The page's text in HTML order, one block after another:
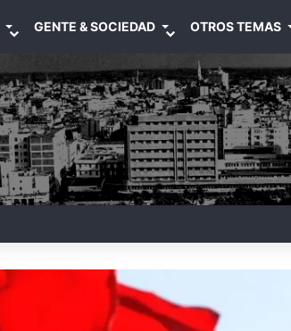
GENTE & SOCIEDAD OTROS TEMAS